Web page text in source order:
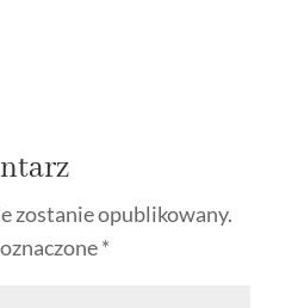
zostanie opublikowany.
*